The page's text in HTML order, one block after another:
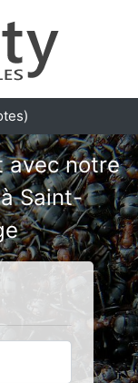
avec notre
Saint-